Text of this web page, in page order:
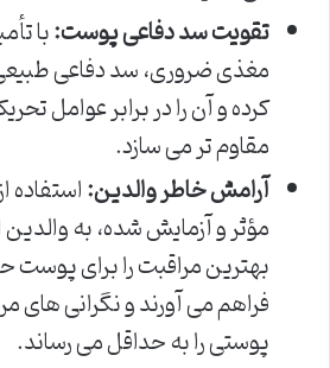
تقویت سد دفاعی پوست:با
مغذی ضروری، سد دفاعی
کرده و آن را در برابر عوامل
مقاوم تر می سازد.
آرامش خاطر والدین:
مؤثر و آزمایش شده، به
بهترین مراقبت را برای
فراهم می آورند و نگرانی
پوستی را به حداقل می رساند.